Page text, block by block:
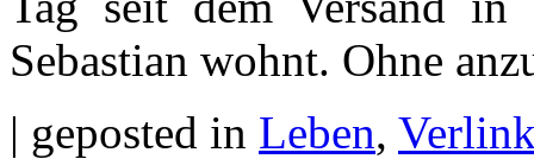
Sebastian wohnt. Ohne
| geposted in Leben,